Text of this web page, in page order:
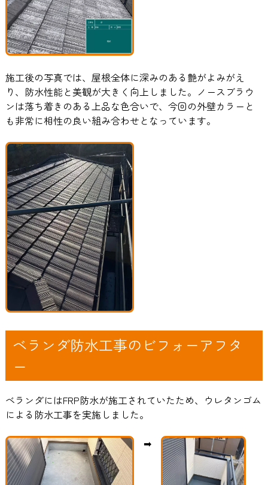
施工後の写真では、屋根全体に深みのある艶がよみがえ
り、防水性能と美観が大きく向上しました。ノースブラウ
ンは落ち着きのある上品な色合いで、今回の外壁カラーと
も非常に相性の良い組み合わせとなっています。
ベランダ防水工事のビフォーアフタ
ー
ベランダにはFRP防水が施工されていたため、ウレタンゴム
による防水工事を実施しました。
➡